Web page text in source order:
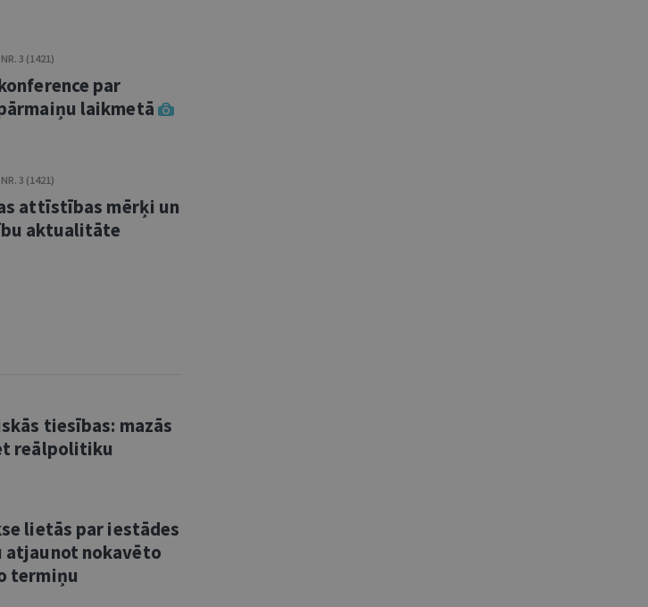
3 (1421)
par
laikmetā
3 (1421)
attīstības mērķi un
aktualitāte
tiesības: mazās
reālpolitiku
lietās par iestādes
nokavēto
termiņu